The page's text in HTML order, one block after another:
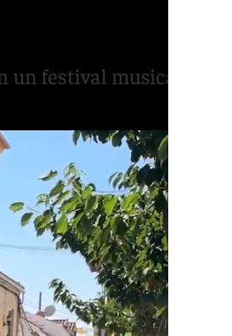
festival musical de